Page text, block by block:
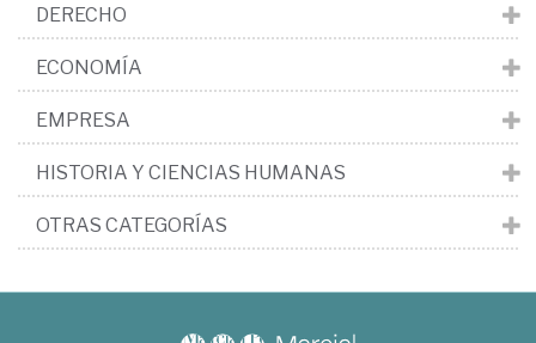
DERECHO
ECONOMÍA
EMPRESA
HISTORIA Y CIENCIAS HUMANAS
OTRAS CATEGORÍAS